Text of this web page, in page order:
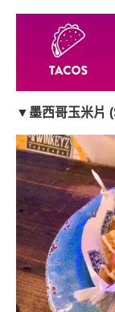
▼墨西哥玉米片